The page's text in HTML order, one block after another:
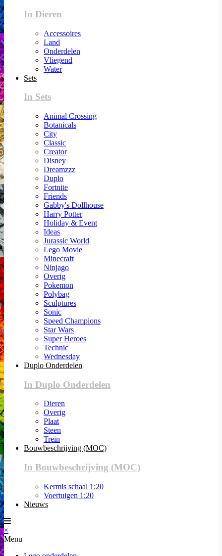
In Dieren
Accessoires
Land
Onderdelen
Vliegend
Water
Sets
In Sets
Animal Crossing
Botanicals
City
Classic
Creator
Disney
Dreamzzz
Duplo
Fortnite
Friends
Gabby's Dollhouse
Harry Potter
Holiday & Event
Ideas
Jurassic World
Lego Movie
Minecraft
Ninjago
Overig
Pokemon
Polybag
Sculptures
Sonic
Speed Champions
Star Wars
Super Heroes
Technic
Wednesday
Duplo Onderdelen
In Duplo Onderdelen
Dieren
Overig
Plaat
Steen
Trein
Bouwbeschrijving (MOC)
In Bouwbeschrijving (MOC)
Kermis schaal 1:20
Voertuigen 1:20
Nieuws
×
Menu